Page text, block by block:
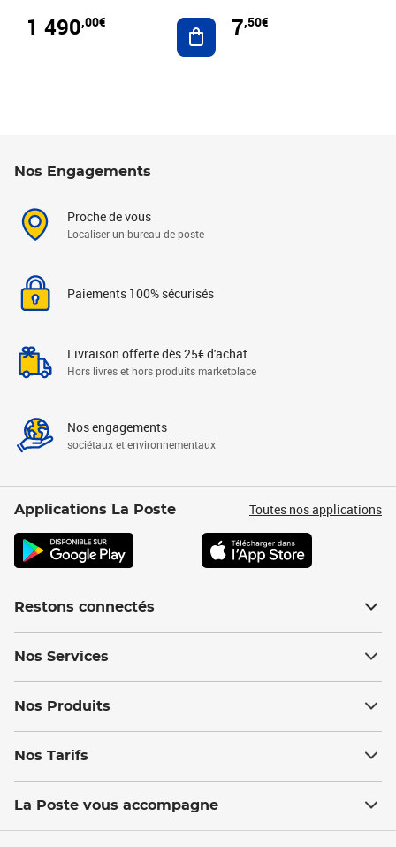
1 490,00€ Ajouter au panier
7,50€
Nos Engagements
Proche de vous
Localiser un bureau de poste
Paiements 100% sécurisés
Livraison offerte dès 25€ d'achat
Hors livres et hors produits marketplace
Nos engagements
sociétaux et environnementaux
Applications La Poste Toutes nos applications
Restons connectés
Nos Services
Nos Produits
Nos Tarifs
La Poste vous accompagne